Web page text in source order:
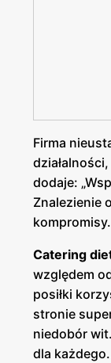
Firma
dodaje:
Znalezienie
Catering
względem
posiłki
stronie
niedobór
dla każdego.